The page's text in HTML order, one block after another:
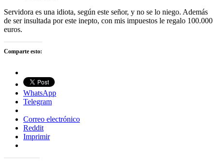
Servidora es una idiota, según este señor, y no se lo niego. Además
de ser insultada por este inepto, con mis impuestos le regalo 100.000
euros.
Comparte esto:
WhatsApp
Telegram
Correo electrónico
Reddit
Imprimir